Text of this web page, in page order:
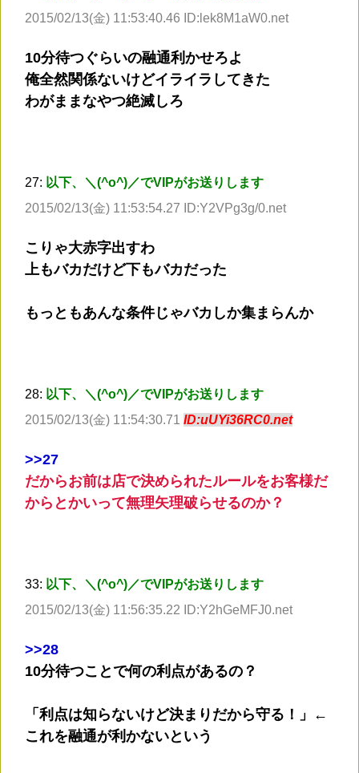
2015/02/13(金) 11:53:40.46 ID:lek8M1aW0.net
10分待つぐらいの融通利かせろよ
俺全然関係ないけどイライラしてきた
わがままなやつ絶滅しろ
27: 以下、＼(^o^)／でVIPがお送りします
2015/02/13(金) 11:53:54.27 ID:Y2VPg3g/0.net
こりゃ大赤字出すわ
上もバカだけど下もバカだった
もっともあんな条件じゃバカしか集まらんか
28: 以下、＼(^o^)／でVIPがお送りします
2015/02/13(金) 11:54:30.71 ID:uUYi36RC0.net
>>27
だからお前は店で決められたルールをお客様だ
からとかいって無理矢理破らせるのか？
33: 以下、＼(^o^)／でVIPがお送りします
2015/02/13(金) 11:56:35.22 ID:Y2hGeMFJ0.net
>>28
10分待つことで何の利点があるの？
「利点は知らないけど決まりだから守る！」←
これを融通が利かないという